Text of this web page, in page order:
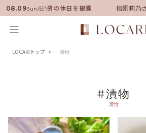
08.09Sun/日
に就任！いい男の休日を披露 指原莉乃
LOCARIトップ 漬物
#漬物
漬物